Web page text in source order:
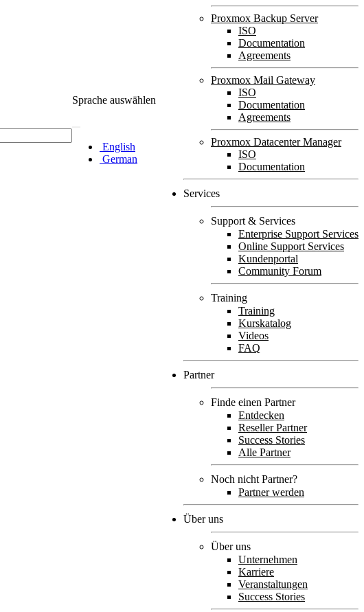
Sprache auswählen
English
German
Proxmox Backup Server
ISO
Documentation
Agreements
Proxmox Mail Gateway
ISO
Documentation
Agreements
Proxmox Datacenter Manager
ISO
Documentation
Services
Support & Services
Enterprise Support Services
Online Support Services
Kundenportal
Community Forum
Training
Training
Kurskatalog
Videos
FAQ
Partner
Finde einen Partner
Entdecken
Reseller Partner
Success Stories
Alle Partner
Noch nicht Partner?
Partner werden
Über uns
Über uns
Unternehmen
Karriere
Veranstaltungen
Success Stories